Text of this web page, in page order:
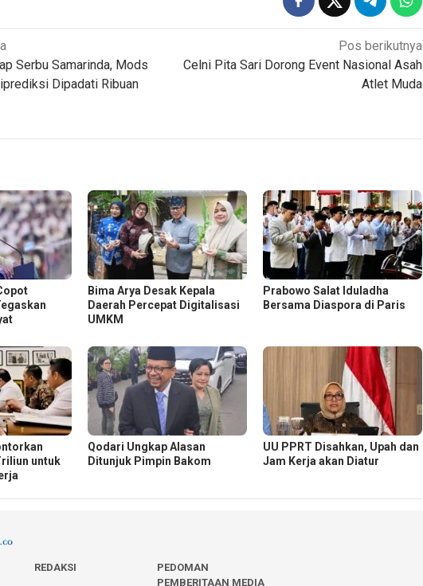
Serbu Samarinda, Mods
Dipadati Ribuan
Pos berikutnya
Celni Pita Sari Dorong Event Nasional Asah
Atlet Muda
Bima Arya Desak Kepala
Daerah Percepat Digitalisasi
UMKM
Prabowo Salat Iduladha
Bersama Diaspora di Paris
untuk
Qodari Ungkap Alasan
Ditunjuk Pimpin Bakom
UU PPRT Disahkan, Upah dan
Jam Kerja akan Diatur
REDAKSI
PEDOMAN
PEMBERITAAN MEDIA